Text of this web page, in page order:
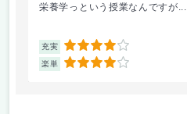
栄養学っという授業なんですが...
充実 4
楽単 4